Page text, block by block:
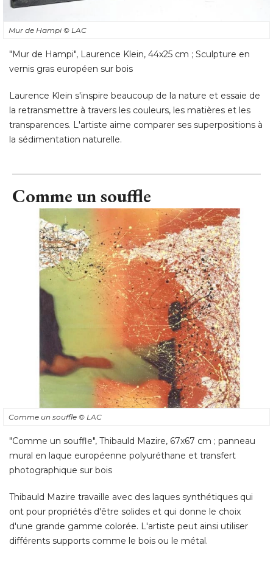
Mur de Hampi © LAC
"Mur de Hampi", Laurence Klein, 44x25 cm ; Sculpture en
vernis gras européen sur bois
Laurence Klein s'inspire beaucoup de la nature et essaie de
la retransmettre à travers les couleurs, les matières et les
transparences. L'artiste aime comparer ses superpositions à
la sédimentation naturelle.
Comme un souffle
Comme un souffle © LAC
"Comme un souffle", Thibauld Mazire, 67x67 cm ; panneau
mural en laque européenne polyuréthane et transfert
photographique sur bois
Thibauld Mazire travaille avec des laques synthétiques qui
ont pour propriétés d'être solides et qui donne le choix
d'une grande gamme colorée. L'artiste peut ainsi utiliser
différents supports comme le bois ou le métal.